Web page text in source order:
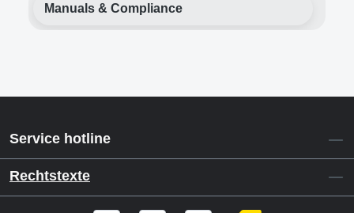
Manuals & Compliance
Service hotline
Rechtstexte